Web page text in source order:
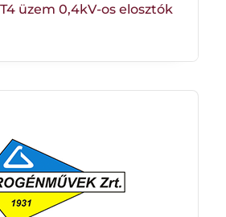
üzem 0,4kV-os elosztók